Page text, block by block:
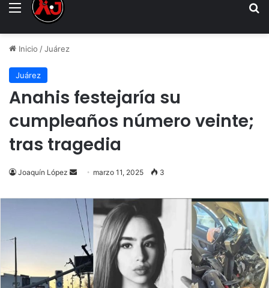
Menu
Inicio /Juárez
Juárez
Anahis festejaría su
cumpleaños número veinte;
tras tragedia
Joaquín López
Send
email
marzo 11, 2025 3